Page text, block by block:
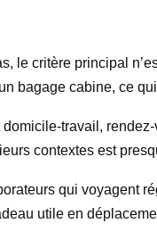
critère principal
bagage cabine, ce
travail,
contextes est
qui voyagent
utile en